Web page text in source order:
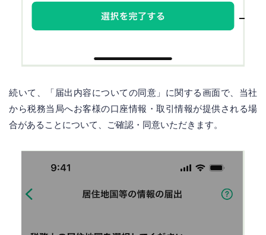
続いて、「届出内容についての同意」に関する画面で、当社
から税務当局へお客様の口座情報・取引情報が提供される場
合があることについて、ご確認・同意いただきます。